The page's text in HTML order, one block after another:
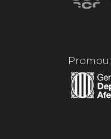
Promou: